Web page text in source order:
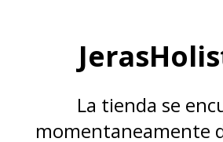
La tienda se
momentaneamente